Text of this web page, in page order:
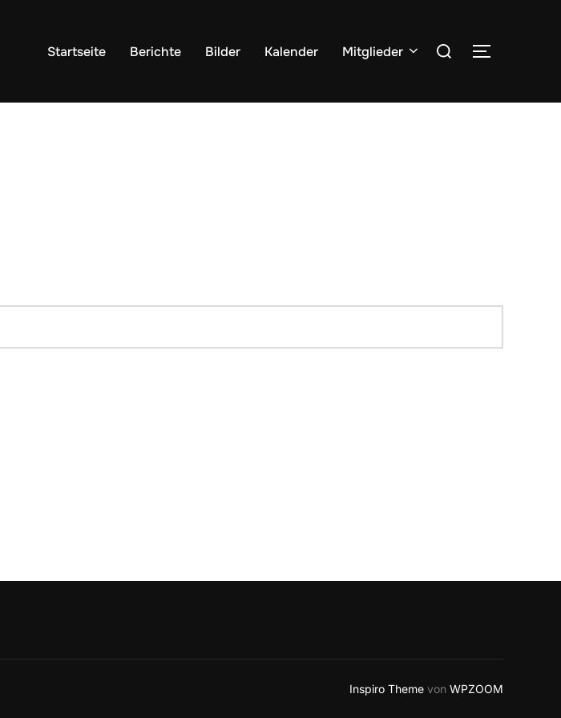
Startseite Berichte Bilder Kalender Mitglieder
Suchen
Inspiro Theme von WPZOOM